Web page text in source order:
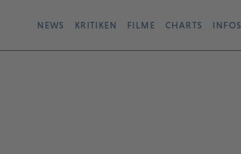
NEWS KRITIKEN FILME CHARTS INFOS